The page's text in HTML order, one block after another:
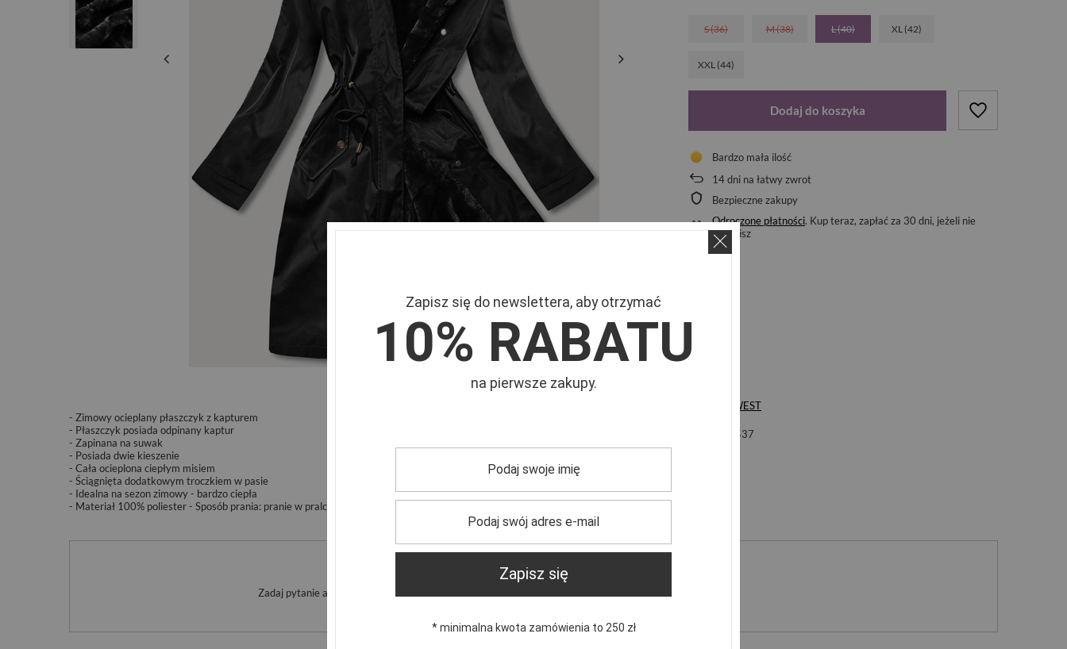
S (36) M (38) L (40) XL (42)
XXL (44)
Dodaj do koszyka
Bardzo mała ilość
14dni na łatwy zwrot
Bezpieczne zakupy
Odroczone płatności. Kup teraz, zapłać za 30 dni, jeżeli nie
zwrócisz
- Zimowy ocieplany płaszczyk z kapturem
- Płaszczyk posiada odpinany kaptur
- Zapinana na suwak
- Posiada dwie kieszenie
- Cała ocieplona ciepłym misiem
- Ściągnięta dodatkowym troczkiem w pasie
- Idealna na sezon zimowy - bardzo ciepła
- Materiał 100% poliester - Sposób prania: pranie w pralce w 30°C
S'WEST
B537
Potrzebujesz pomocy? Masz pytania?
Zadaj pytanie a my odpowiemy niezwłocznie, najciekawsze pytania i odpowiedzi
Zapisz się do newslettera, aby otrzymać
10% RABATU
na pierwsze zakupy.
Zapisz się
* minimalna kwota zamówienia to 250 zł